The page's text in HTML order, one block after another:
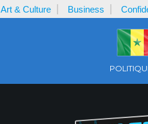
Art & Culture Business